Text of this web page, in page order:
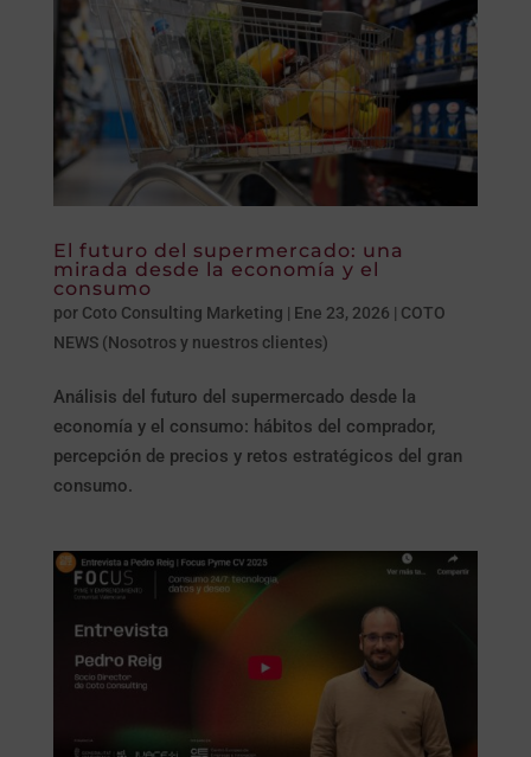
El futuro del supermercado: una
mirada desde la economía y el
consumo
por Coto Consulting Marketing | Ene 23, 2026 | COTO
NEWS (Nosotros y nuestros clientes)
Análisis del futuro del supermercado desde la
economía y el consumo: hábitos del comprador,
percepción de precios y retos estratégicos del gran
consumo.